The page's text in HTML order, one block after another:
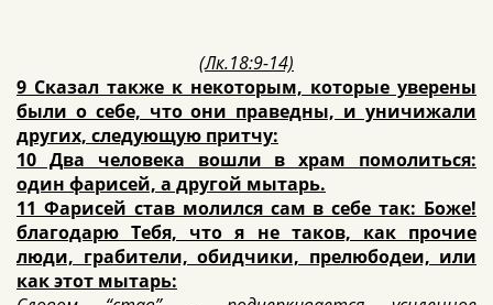
(Лк.18:9-14)
9 Сказал также к некоторым, которые уверены
были о себе, что они праведны, и уничижали
других, следующую притчу:
10 Два человека вошли в храм помолиться:
один фарисей, а другой мытарь.
11 Фарисей став молился сам в себе так: Боже!
благодарю Тебя, что я не таков, как прочие
люди, грабители, обидчики, прелюбодеи, или
как этот мытарь: